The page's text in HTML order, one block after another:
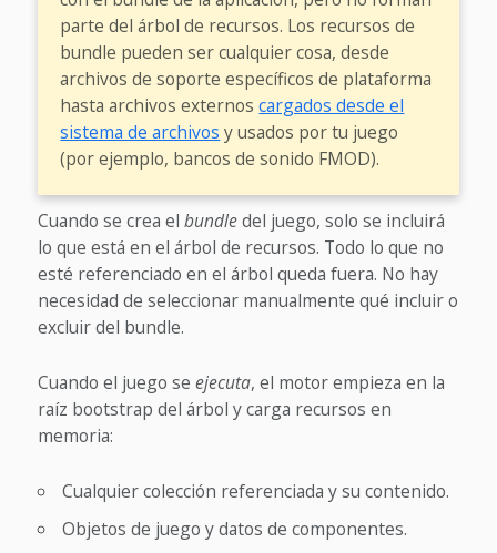
parte del árbol de recursos. Los recursos de
bundle pueden ser cualquier cosa, desde
archivos de soporte específicos de plataforma
hasta archivos externoscargados desde el
sistema de archivos y usados por tu juego
(por ejemplo, bancos de sonido FMOD).
Cuando se crea el bundledel juego, solo se incluirá
lo que está en el árbol de recursos. Todo lo que no
esté referenciado en el árbol queda fuera. No hay
necesidad de seleccionar manualmente qué incluir o
excluir del bundle.
Cuando el juego se ejecuta, el motor empieza en la
raíz bootstrap del árbol y carga recursos en
memoria:
Cualquier colección referenciada y su contenido.
Objetos de juego y datos de componentes.